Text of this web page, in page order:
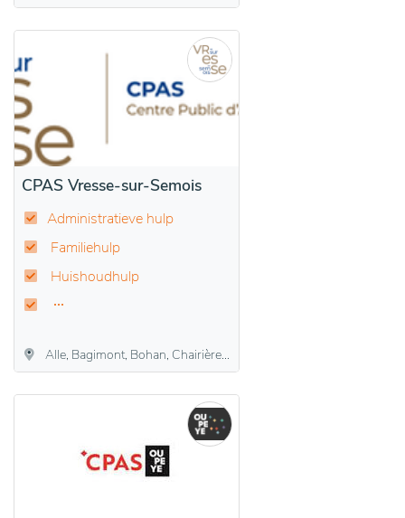
CPAS Vresse-sur-Semois
Administratieve hulp
Familiehulp
Huishoudhulp
Alle, Bagimont, Bohan, Chairière, Laforet, Membre, Mouzaive, Nafraiture, Orchimont, Pussemange, Sugny, Vresse-sur-Semois